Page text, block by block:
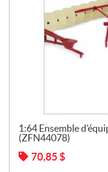
1:64 Ensemble
(ZFN44078)
70,85 $